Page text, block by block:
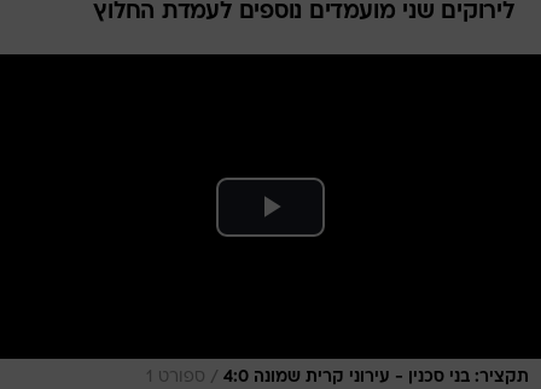
לירוקים שני מועמדים נוספים לעמדת החלוץ
תקציר: בני סכנין - עירוני קרית שמונה 4:0 / ספורט 1